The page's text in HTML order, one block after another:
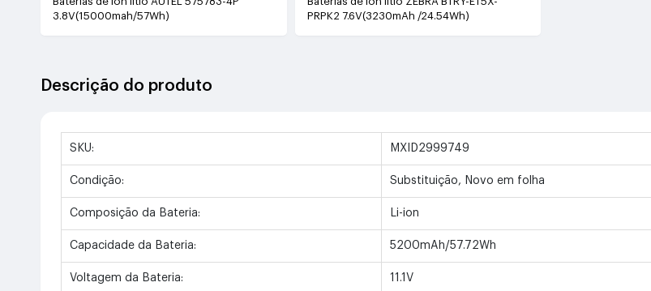
3.8V(15000mah/57Wh)
PRPK2 7.6V(3230mAh /24.54Wh)
Descrição do produto
SKU: MXID2999749
Condição: Substituição, Novo em folha
Composição da Bateria: Li-ion
Capacidade da Bateria: 5200mAh/57.72Wh
Voltagem da Bateria: 11.1V